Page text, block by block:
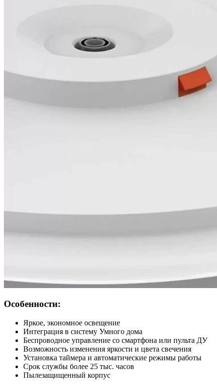
Особенности:
Яркое, экономное освещение
Интеграция в систему Умного дома
Беспроводное управление со смартфона или пульта ДУ
Возможность изменения яркости и цвета свечения
Установка таймера и автоматические режимы работы
Срок службы более 25 тыс. часов
Пылезащищенный корпус